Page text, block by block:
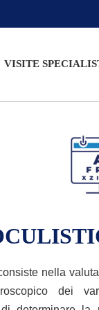
VISITE
nella
dei